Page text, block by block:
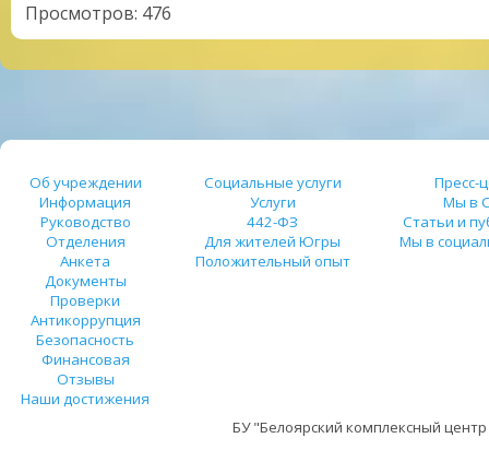
Просмотров: 476
Об учреждении
Информация
Руководство
Отделения
Анкета
Документы
Проверки
Антикоррупция
Безопасность
Финансовая
Отзывы
Наши достижения
Социальные услуги
Услуги
442-ФЗ
Для жителей Югры
Положительный опыт
Пресс-
Мы в
Статьи и
Мы в
БУ "Белоярский комплексный